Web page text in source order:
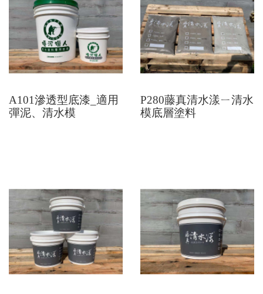
A101滲透型底漆_適用
彈泥、清水模
P280藤真清水漾ㄧ清水
模底層塗料